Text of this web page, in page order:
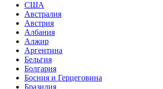
США
Австралия
Австрия
Албания
Алжир
Аргентина
Бельгия
Болгария
Босния и Герцеговина
Бразилия